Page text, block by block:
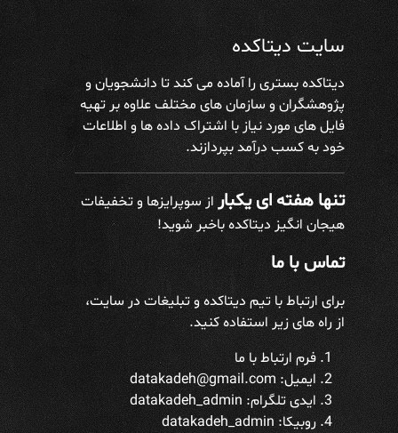
سایت دیتاکده
دیتاکده بستری را آماده می کند تا دانشجویان و
پژوهشگران و سازمان های مختلف علاوه بر تهیه
فایل های مورد نیاز با اشتراک داده ها و اطلاعات
خود به کسب درآمد بپردازند.
تنها هفته ای یکباراز سوپرایزها و تخفیفات
هیجان انگیز دیتاکده باخبر شوید!
تماس با ما
برای ارتباط با تیم دیتاکده و تبلیغات در سایت،
از راه های زیر استفاده کنید.
فرم ارتباط با ما
ایمیل: datakadeh@gmail.com
ایدی تلگرام:datakadeh_admin
روبیکا: datakadeh_admin